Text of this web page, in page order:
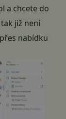
a chcete do
již není
nabídku